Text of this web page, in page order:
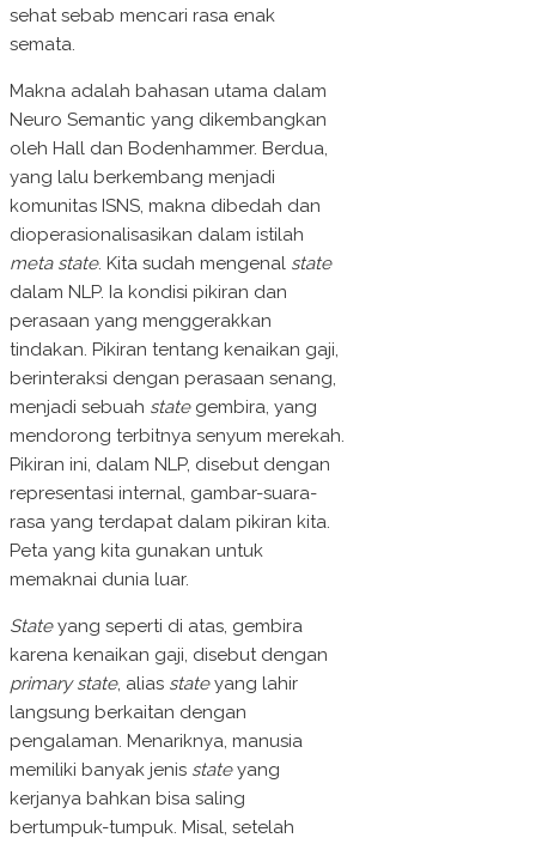
sehat sebab mencari rasa enak
semata.
Makna adalah bahasan utama dalam
Neuro Semantic yang dikembangkan
oleh Hall dan Bodenhammer. Berdua,
yang lalu berkembang menjadi
komunitas ISNS, makna dibedah dan
dioperasionalisasikan dalam istilah
meta state. Kita sudah mengenal state
dalam NLP. Ia kondisi pikiran dan
perasaan yang menggerakkan
tindakan. Pikiran tentang kenaikan gaji,
berinteraksi dengan perasaan senang,
menjadi sebuah stategembira, yang
mendorong terbitnya senyum merekah.
Pikiran ini, dalam NLP, disebut dengan
representasi internal, gambar-suara-
rasa yang terdapat dalam pikiran kita.
Peta yang kita gunakan untuk
memaknai dunia luar.
Stateyang seperti di atas, gembira
karena kenaikan gaji, disebut dengan
primary state, alias stateyang lahir
langsung berkaitan dengan
pengalaman. Menariknya, manusia
memiliki banyak jenis stateyang
kerjanya bahkan bisa saling
bertumpuk-tumpuk. Misal, setelah